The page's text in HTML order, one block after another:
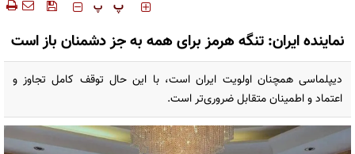
‍‍‍ پ پ
نماینده ایران: تنگه هرمز برای همه به جز دشمنان باز است
دیپلماسی همچنان اولویت ایران است، با این حال توقف کامل تجاوز و
اعتماد و اطمینان متقابل ضروری‌تر است.